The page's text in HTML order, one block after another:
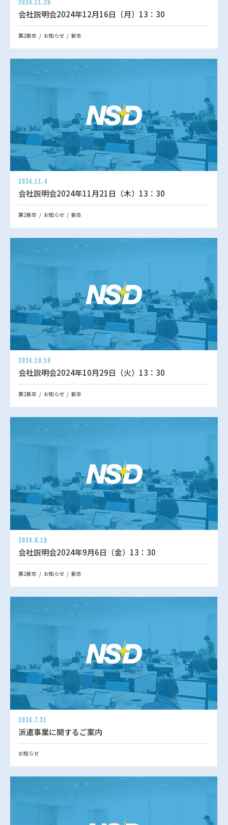
2024.11.29
会社説明会2024年12月16日（月）13：30
第2新卒 お知らせ 新卒
2024.11.4
会社説明会2024年11月21日（木）13：30
第2新卒 お知らせ 新卒
2024.10.10
会社説明会2024年10月29日（火）13：30
第2新卒 お知らせ 新卒
2024.8.19
会社説明会2024年9月6日（金）13：30
第2新卒 お知らせ 新卒
2024.7.31
派遣事業に関するご案内
お知らせ